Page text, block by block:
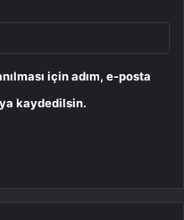
için adım, e-posta
kaydedilsin.